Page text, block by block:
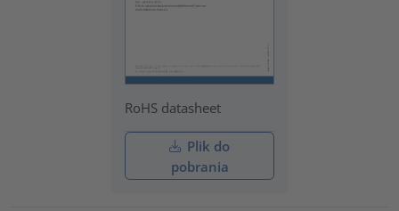
RoHS datasheet
Plik do
pobrania